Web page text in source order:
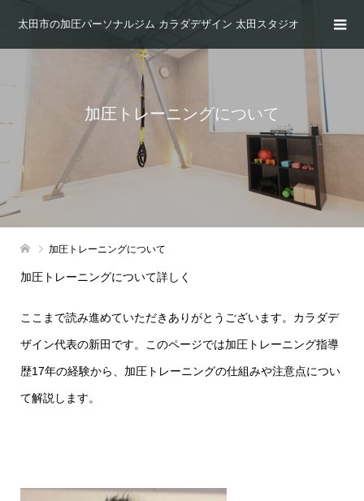
太田市の加圧パーソナルジム カラダデザイン 太田スタジオ
加圧トレーニングについて
加圧トレーニングについて
加圧トレーニングについて詳しく
ここまで読み進めていただきありがとうございます。 カラダデ
ザイン代表の新田です。 このページでは加圧トレーニング指導
歴17年の経験から、加圧トレーニングの仕組みや注意点につい
て解説します。